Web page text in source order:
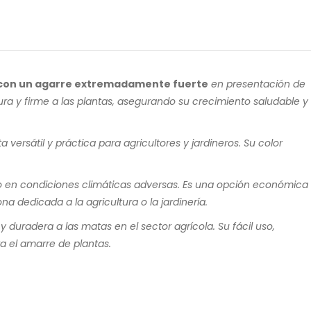
un agarre extremadamente fuerte en presentación de
y firme a las plantas, asegurando su crecimiento saludable y
versátil y práctica para agricultores y jardineros. Su color
condiciones climáticas adversas. Es una opción económica
dedicada a la agricultura o la jardinería.
a las matas en el sector agrícola. Su fácil uso,
el amarre de plantas.